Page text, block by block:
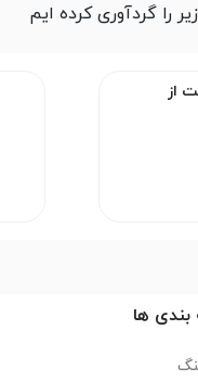
را گردآوری کرده ایم
از
ها